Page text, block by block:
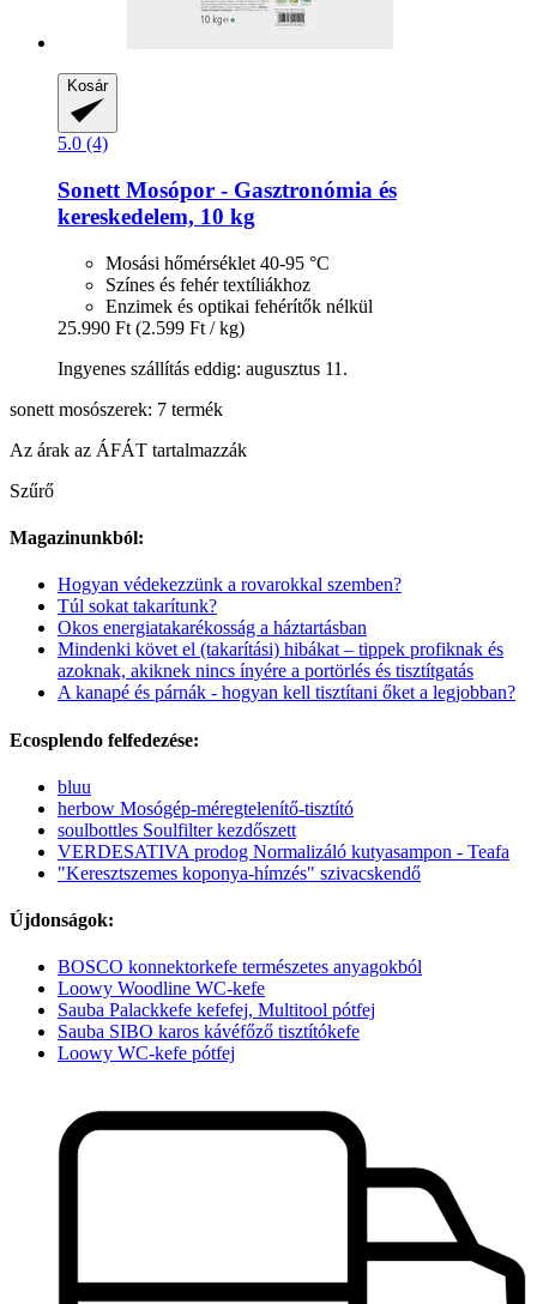
Kosár
5.0 (4)
Sonett Mosópor -​ Gasztronómia és
kereskedelem, 10 kg
Mosási hőmérséklet 40-95 °C
Színes és fehér textíliákhoz
Enzimek és optikai fehérítők nélkül
25.990 Ft (2.599 Ft / kg)
Ingyenes szállítás eddig: augusztus 11.
sonett mosószerek: 7 termék
Az árak az ÁFÁT tartalmazzák
Szűrő
Magazinunkból:
Hogyan védekezzünk a rovarokkal szemben?
Túl sokat takarítunk?
Okos energiatakarékosság a háztartásban
Mindenki követ el (takarítási) hibákat – tippek profiknak és
azoknak, akiknek nincs ínyére a portörlés és tisztítgatás
A kanapé és párnák - hogyan kell tisztítani őket a legjobban?
Ecosplendo felfedezése:
bluu
herbow Mosógép-méregtelenítő-tisztító
soulbottles Soulfilter kezdőszett
VERDESATIVA prodog Normalizáló kutyasampon - Teafa
"Keresztszemes koponya-hímzés" szivacskendő
Újdonságok:
BOSCO konnektorkefe természetes anyagokból
Loowy Woodline WC-kefe
Sauba Palackkefe kefefej, Multitool pótfej
Sauba SIBO karos kávéfőző tisztítókefe
Loowy WC-kefe pótfej